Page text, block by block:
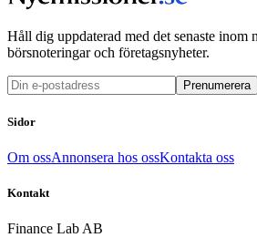
Håll dig uppdaterad med det senaste inom
börsnoteringar och företagsnyheter.
Prenumerera
Sidor
Om ossAnnonsera hos ossKontakta oss
Kontakt
Finance Lab AB